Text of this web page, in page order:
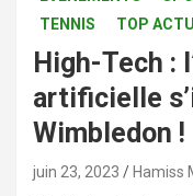
TENNIS
TOP
High-Tech :
artificielle
Wimbledon !
juin 23, 2023 Hamiss